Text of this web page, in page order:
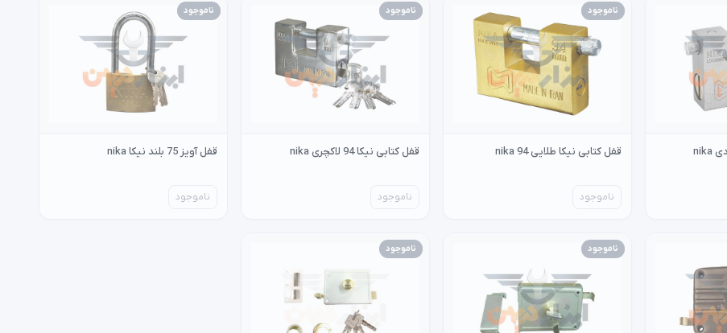
ناموجود
قفل کتابی نیکا طلایی 94 nika
ناموجود
ناموجود
قفل کتابی نیکا 94 لاکچری nika
ناموجود
ناموجود
قفل آویز 75 بلند نیکا nika
ناموجود
ناموجود ناموجود